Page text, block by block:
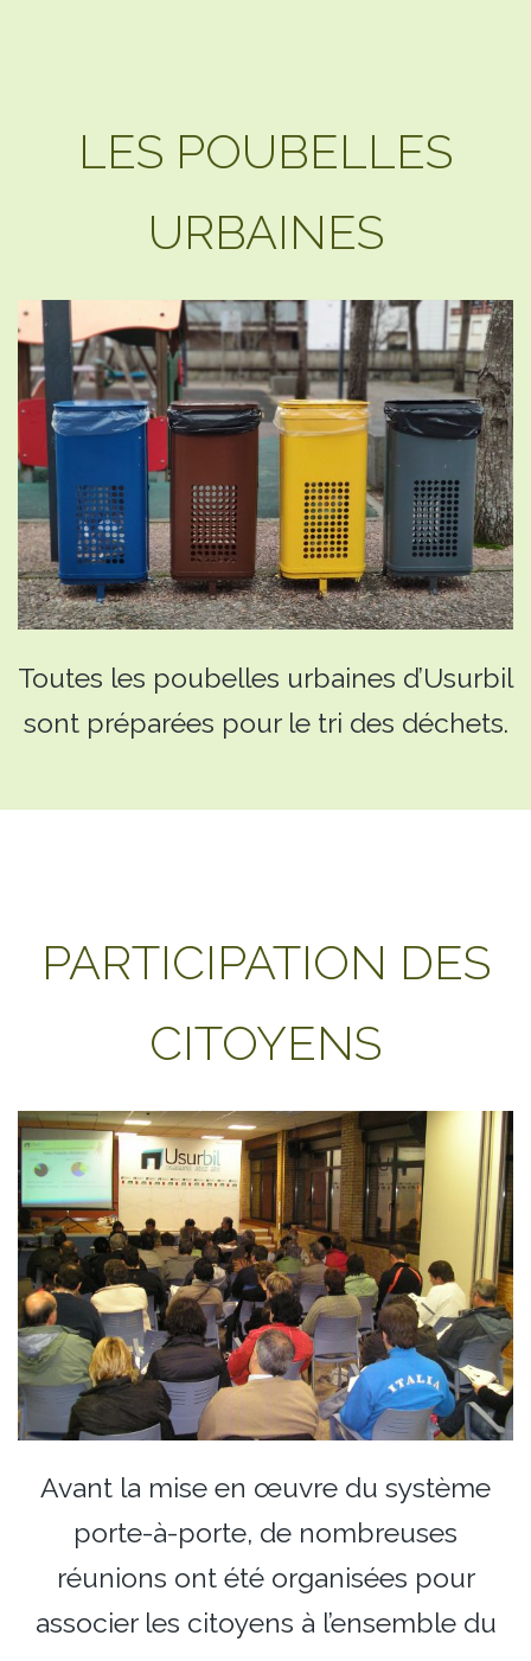
LES POUBELLES
URBAINES
Toutes les poubelles urbaines d’Usurbil
sont préparées pour le tri des déchets.
PARTICIPATION DES
CITOYENS
Avant la mise en œuvre du système
porte-à-porte, de nombreuses
réunions ont été organisées pour
associer les citoyens à l’ensemble du